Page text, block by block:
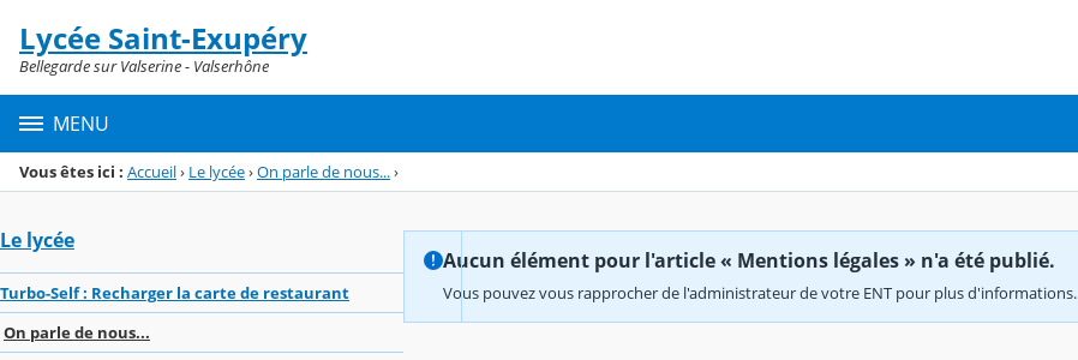
Menu de la rubrique
Contenu
Lycée Saint-Exupéry
Bellegarde sur Valserine - Valserhône
MENU
Vous êtes ici : Accueil› Le lycée›On parle de nous...›
Le lycée
Turbo-Self : Recharger la carte de restaurant
On parle de nous...
Aucun élément pour l'article « Mentions légales » n'a été publié.
Vous pouvez vous rapprocher de l'administrateur de votre ENT pour plus d'informations.